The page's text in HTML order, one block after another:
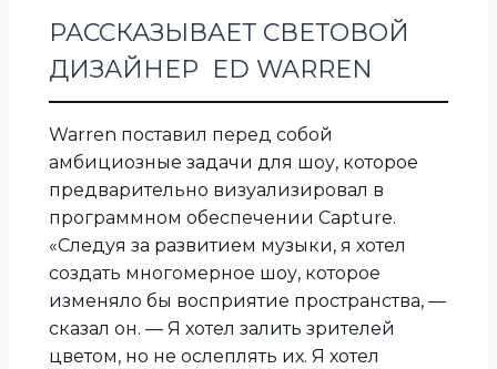
РАССКАЗЫВАЕТ СВЕТОВОЙ
ДИЗАЙНЕР ED WARREN
Warren поставил перед собой
амбициозные задачи для шоу, которое
предварительно визуализировал в
программном обеспечении Capture.
«Следуя за развитием музыки, я хотел
создать многомерное шоу, которое
изменяло бы восприятие пространства, —
сказал он. — Я хотел залить зрителей
цветом, но не ослеплять их. Я хотел